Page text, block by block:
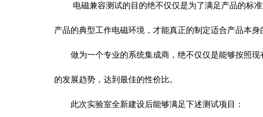
电磁兼容测试的目的绝不仅仅是为了满足产品的标准
产品的典型工作电磁环境，才能真正的制定适合产品本
做为一个专业的系统集成商，绝不仅仅是能够按照现
的发展趋势，达到最佳的性价比。
此次实验室全新建设后能够满足下述测试项目：